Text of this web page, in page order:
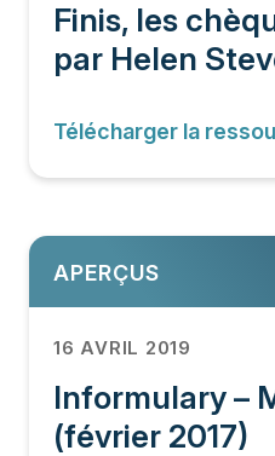
Finis, les
par Helen
Télécharger la
APERÇUS
16 AVRIL 2019
Informulary –
(février 2017)